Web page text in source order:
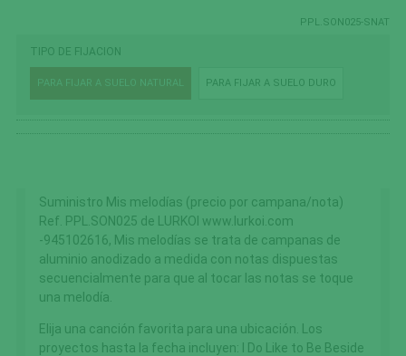
PPL.SON025-SNAT
TIPO DE FIJACION
PARA FIJAR A SUELO NATURAL PARA FIJAR A SUELO DURO
Suministro Mis melodías (precio por campana/nota)
Ref. PPL.SON025 de LURKOI www.lurkoi.com
-945102616, Mis melodías se trata de campanas de
aluminio anodizado a medida con notas dispuestas
secuencialmente para que al tocar las notas se toque
una melodía.
Elija una canción favorita para una ubicación. Los
proyectos hasta la fecha incluyen: I Do Like to Be Beside